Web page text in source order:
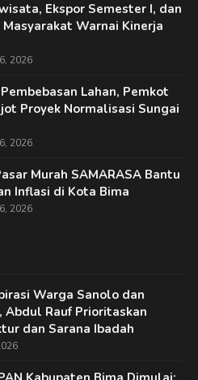
Ekspor Semester I, dan
Warnai Kinerja
2026
Lahan, Pemkot
Proyek Normalisasi Sungai
2026
Murah SAMARASA Bantu
Inflasi di Kota Bima
2026
Warga Sanolo dan
Abdul Rauf Prioritaskan
dan Sarana Ibadah